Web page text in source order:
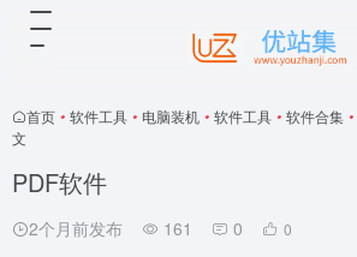
首页 • 软件工具 • 电脑装机 • 软件工具 • 软件合集 •
文
PDF软件
2个月前发布 161 0 0